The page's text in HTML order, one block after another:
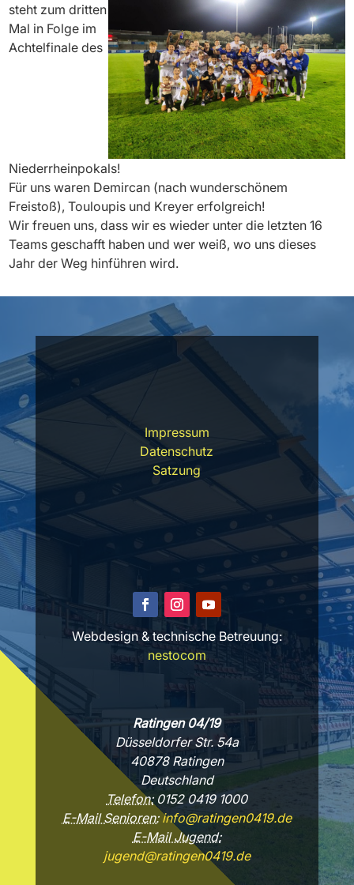
steht zum dritten
Mal in Folge im
Achtelfinale des
Niederrheinpokals!
Für uns waren Demircan (nach wunderschönem
Freistoß), Touloupis und Kreyer erfolgreich!
Wir freuen uns, dass wir es wieder unter die letzten 16
Teams geschafft haben und wer weiß, wo uns dieses
Jahr der Weg hinführen wird.
Impressum
Datenschutz
Satzung
Webdesign & technische Betreuung:
nestocom
Ratingen 04/19
Düsseldorfer Str. 54a
40878 Ratingen
Deutschland
Telefon:0152 0419 1000
E-Mail Senioren:info@ratingen0419.de
E-Mail Jugend:
jugend@ratingen0419.de